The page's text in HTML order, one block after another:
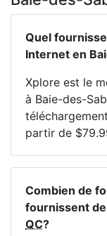
Quel
Internet en
Xplore est le
à Baie-des-
partir de
Combien de
fournissent
QC?